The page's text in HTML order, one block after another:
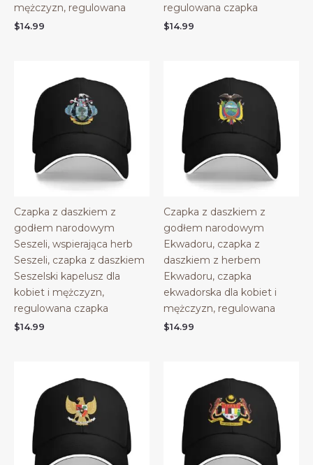
mężczyzn, regulowana
$14.99
regulowana czapka
$14.99
Czapka z daszkiem z
godłem narodowym
Seszeli, wspierająca herb
Seszeli, czapka z daszkiem
Seszelski kapelusz dla
kobiet i mężczyzn,
regulowana czapka
$14.99
Czapka z daszkiem z
godłem narodowym
Ekwadoru, czapka z
daszkiem z herbem
Ekwadoru, czapka
ekwadorska dla kobiet i
mężczyzn, regulowana
$14.99